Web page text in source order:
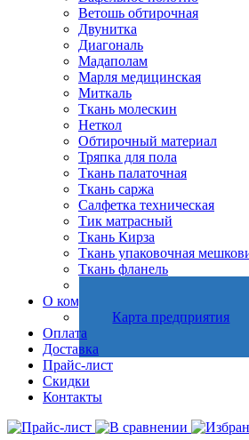
Ветошь обтирочная
Двунитка
Диагональ
Мадаполам
Марля медицинская
Миткаль
Ткань молескин
Неткол
Обтирочный материал
Тряпка для пола
Ткань палаточная
Ткань саржа
Салфетка техническая
Тик матрасный
Ткань Кирза
Ткань упаковочная
Ткань фланель
О компании
Карта предприятия
Оплата
Доставка
Прайс-лист
Скидки
Контакты